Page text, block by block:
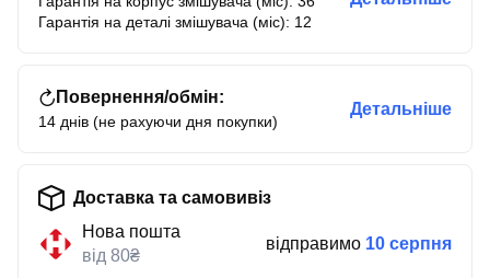
Гарантія на деталі змішувача (міс): 12
Повернення/обмін:
14 днів (не рахуючи дня покупки)
Детальніше
Доставка та самовивіз
Нова пошта
від 80₴
відправимо 10 серпня